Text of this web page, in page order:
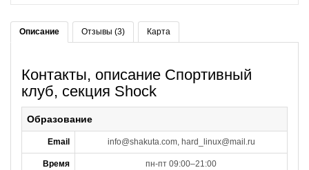
Описание Отзывы (3) Карта
Контакты, описание Спортивный
клуб, секция Shock
Образование
Email info@shakuta.com, hard_linux@mail.ru
Время
пн-пт 09:00–21:00